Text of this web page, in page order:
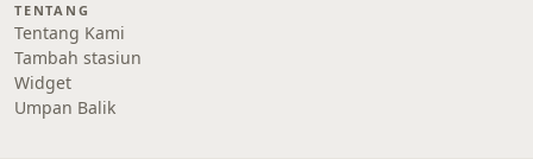
TENTANG
Tentang Kami
Tambah stasiun
Widget
Umpan Balik